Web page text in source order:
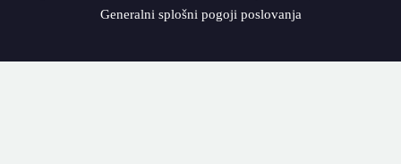
Generalni splošni pogoji poslovanja